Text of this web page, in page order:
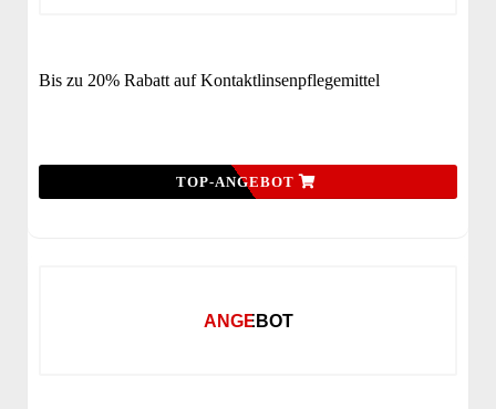
Bis zu 20% Rabatt auf Kontaktlinsenpflegemittel
TOP-ANGEBOT
ANGEBOT